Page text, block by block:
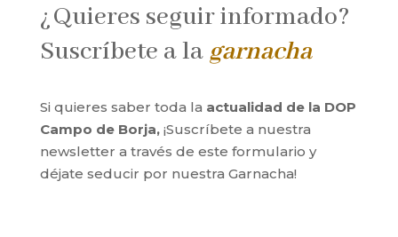
¿Quieres seguir informado?
Suscríbete a la garnacha
Si quieres saber toda la actualidad de la DOP
Campo de Borja,¡Suscríbete a nuestra
newsletter a través de este formulario y
déjate seducir por nuestra Garnacha!